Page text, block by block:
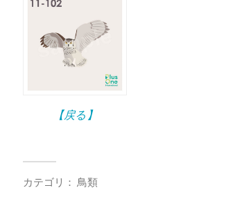
【戻る】
カテゴリ： 鳥類